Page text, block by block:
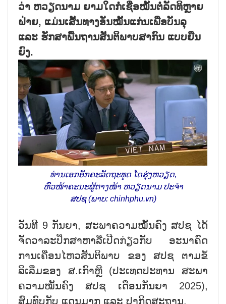
ວ່າ ຫວຽດນາມ ຍາມໃດກໍ່ເຊື່ອໝັ້ນຕໍ່ລັດທິຫຼາຍ
ຝ່າຍ, ແມ່ນເສັ້ນທາງອັນໝັ້ນແກ່ນເພື່ອບັນລຸ
ແລະ ຮັກສາພື້ນຖານສັນຕິພາບສາກົນ ແບບຍືນ
ຍົງ.
ທ່ານເອກອັກຄະລັດຖະທູດ ໂດຮຸ່ງຫວຽດ,
ຫົວໜ້າຄະນະຜູ້ຕາງໜ້າ ຫວຽດນາມ ປະຈຳ
ສປຊ (ພາບ: chinhphu.vn)
ວັນທີ 9 ກັນຍາ, ສະພາຄວາມໝັ້ນຄົງ ສປຊ ໄດ້
ຈັດວາລະປຶກສາຫາລືເປີດກ່ຽວກັບ ອະນາຄົດ
ການເຄື່ອນໄຫວສັນຕິພາບ ຂອງ ສປຊ ຕາມຂໍ້
ລິເລີ່ມຂອງ ສ.ເກົາຫຼີ (ປະເທດປະທານ ສະພາ
ຄວາມໝັ້ນຄົງ ສປຊ ເດືອນກັນຍາ 2025),
ສົມທົບກັບ ແດນມາກ ແລະ ປາກິດສະຖານ.